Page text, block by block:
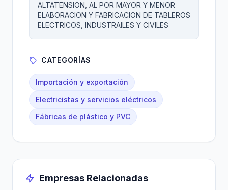
ALTATENSION, AL POR MAYOR Y MENOR
ELABORACION Y FABRICACION DE TABLEROS
ELECTRICOS, INDUSTRAILES Y CIVILES
CATEGORÍAS
Importación y exportación
Electricistas y servicios eléctricos
Fábricas de plástico y PVC
Empresas Relacionadas